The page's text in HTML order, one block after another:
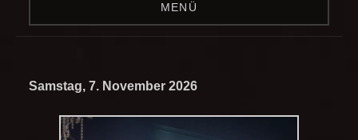
MENÜ
Samstag, 7. November 2026